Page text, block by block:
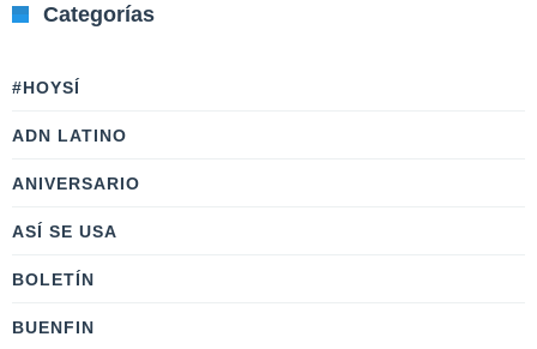
Categorías
#HOYSÍ
ADN LATINO
ANIVERSARIO
ASÍ SE USA
BOLETÍN
BUENFIN